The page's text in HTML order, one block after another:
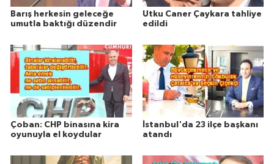
Barış herkesin geleceğe
umutla baktığı düzendir
Utku Caner Çaykara tahliye
edildi
Çoban: CHP binasına kira
oyunuyla el koydular
İstanbul'da 23 ilçe başkanı
atandı